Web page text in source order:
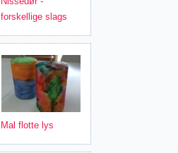
forskellige slags
Mal flotte lys